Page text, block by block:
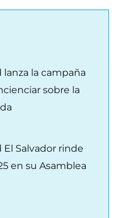
la campaña
sobre la
Salvador rinde
en su Asamblea